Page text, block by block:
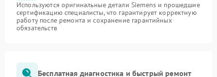
Используются оригинальные детали Siemens и прошедшие
сертификацию специалисты, что гарантирует корректную
работу после ремонта и сохранение гарантийных
обязательств
Бесплатная диагностика и быстрый ремонт